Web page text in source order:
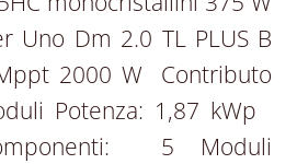
Uno Dm 2.0 TL PLUS B
2000 W Contributo
Potenza: 1,87 kWp
5 Moduli